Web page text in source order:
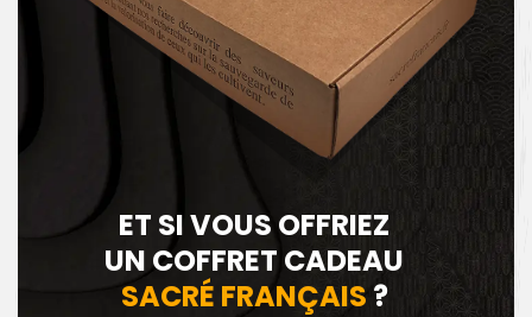
ET SI VOUS OFFRIEZ
UN COFFRET CADEAU
SACRÉ FRANÇAIS ?